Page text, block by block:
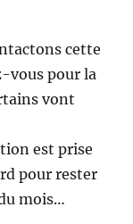
cette
vous pour la
vont
est prise
pour rester
mois…